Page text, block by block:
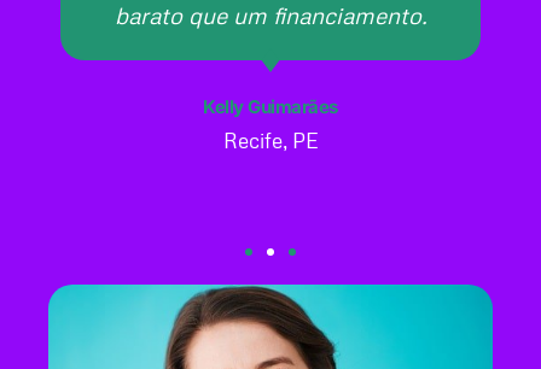
barato que um financiamento.
Kelly Guimarães
Recife, PE